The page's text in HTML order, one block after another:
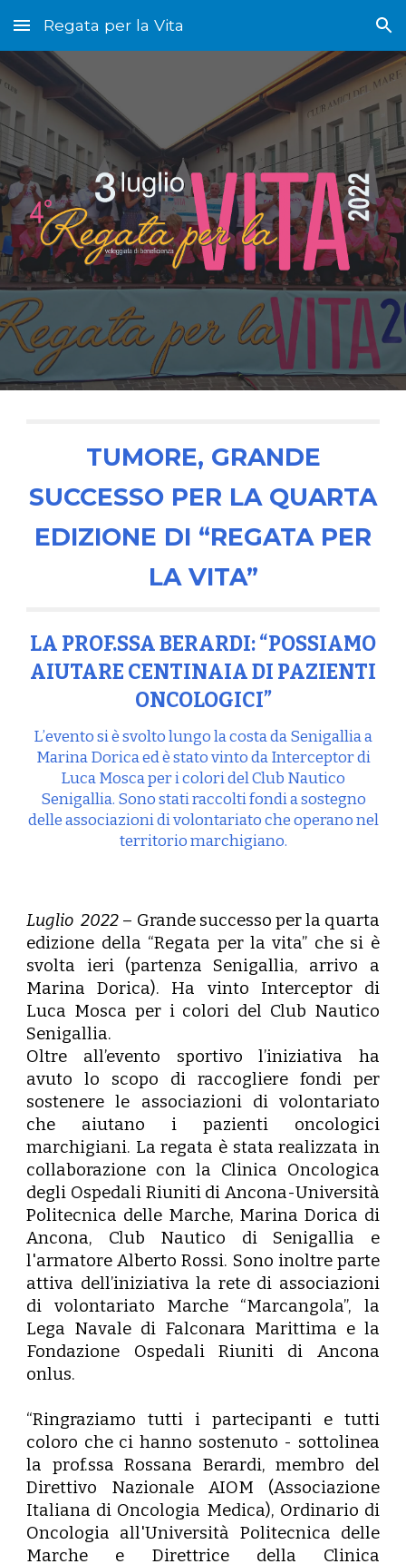
Skip to main content Skip to navigation
Regata per la Vita
TUMORE, GRANDE
SUCCESSO PER LA QUARTA
EDIZIONE DI “REGATA PER
LA VITA”
LA PROF.SSA BERARDI: “POSSIAMO
AIUTARE CENTINAIA DI PAZIENTI
ONCOLOGICI”
L’evento si è svolto lungo la costa da Senigallia a
Marina Dorica ed è stato vinto da Interceptor di
Luca Mosca per i colori del Club Nautico
Senigallia. Sono stati raccolti fondi a sostegno
delle associazioni di volontariato che operano nel
territorio marchigiano.
Luglio 2022 – Grande successo per la quarta
edizione della “Regata per la vita” che si è
svolta ieri (partenza Senigallia, arrivo a
Marina Dorica). Ha vinto Interceptor di
Luca Mosca per i colori del Club Nautico
Senigallia.
Oltre all’evento sportivo l’iniziativa ha
avuto lo scopo di raccogliere fondi per
sostenere le associazioni di volontariato
che aiutano i pazienti oncologici
marchigiani. La regata è stata realizzata in
collaborazione con la Clinica Oncologica
degli Ospedali Riuniti di Ancona-Università
Politecnica delle Marche, Marina Dorica di
Ancona, Club Nautico di Senigallia e
l'armatore Alberto Rossi. Sono inoltre parte
attiva dell’iniziativa la rete di associazioni
di volontariato Marche “Marcangola”, la
Lega Navale di Falconara Marittima e la
Fondazione Ospedali Riuniti di Ancona
onlus.
“Ringraziamo tutti i partecipanti e tutti
coloro che ci hanno sostenuto - sottolinea
la prof.ssa Rossana Berardi, membro del
Direttivo Nazionale AIOM (Associazione
Italiana di Oncologia Medica), Ordinario di
Oncologia all'Università Politecnica delle
Marche e Direttrice della Clinica